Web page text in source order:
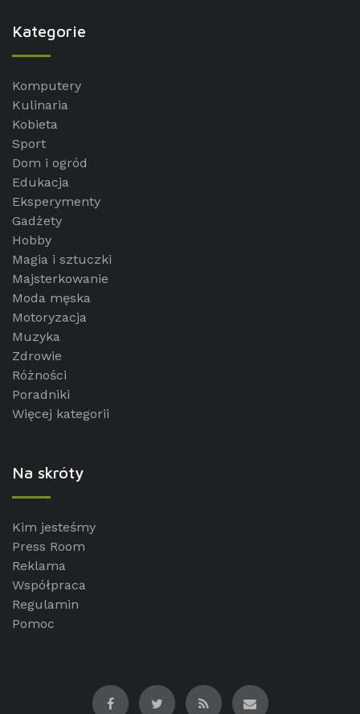
Kategorie
Komputery
Kulinaria
Kobieta
Sport
Dom i ogród
Edukacja
Eksperymenty
Gadżety
Hobby
Magia i sztuczki
Majsterkowanie
Moda męska
Motoryzacja
Muzyka
Zdrowie
Różności
Poradniki
Więcej kategorii
Na skróty
Kim jesteśmy
Press Room
Reklama
Współpraca
Regulamin
Pomoc